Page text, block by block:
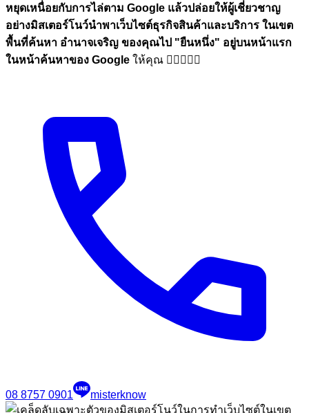
หยุดเหนื่อยกับการไล่ตาม Google แล้วปล่อยให้ผู้เชี่ยวชาญ
อย่างมิสเตอร์โนว์นำพาเว็บไซต์ธุรกิจสินค้าและบริการ ในเขต
พื้นที่ค้นหา อำนาจเจริญ ของคุณไป "ยืนหนึ่ง" อยู่บนหน้าแรก
ในหน้าค้นหาของ Google ให้คุณ 🏋🏼💪🏼🎉
08 8757 0901 misterknow